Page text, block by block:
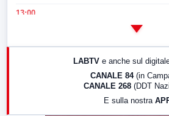
13:00
LABTV e anche sul
CANALE 84 (in
CANALE 268 (DDT
E sulla nostra